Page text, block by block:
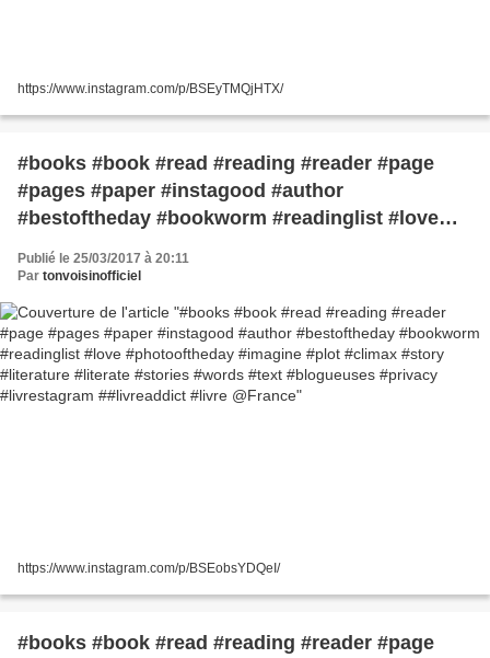
https://www.instagram.com/p/BSEyTMQjHTX/
#books #book #read #reading #reader #page
#pages #paper #instagood #author
#bestoftheday #bookworm #readinglist #love
#literature #literate #stories #words #text
##livreaddict #livre @France
Publié le 25/03/2017 à 20:11
Par tonvoisinofficiel
https://www.instagram.com/p/BSEobsYDQeI/
#books #book #read #reading #reader #page